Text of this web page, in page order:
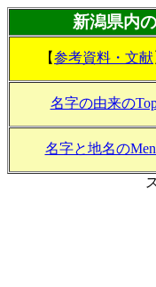
新潟県内
【参考資料・文献
名字の由来の
名字と地名の